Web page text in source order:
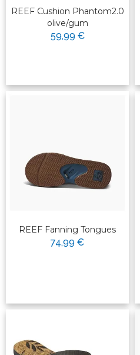
REEF Cushion Phantom2.0
olive/gum
59,99 €
REEF Fanning Tongues
74,99 €